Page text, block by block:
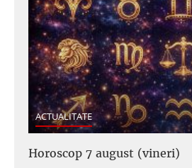
ACTUALITATE
Horoscop 7 august (vineri)